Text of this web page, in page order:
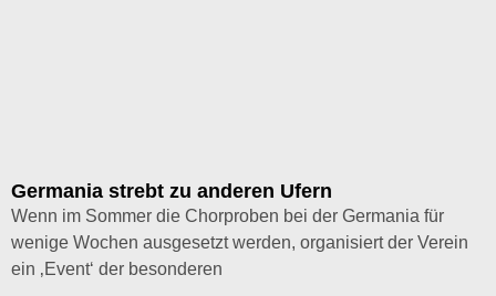
Germania strebt zu anderen Ufern
Wenn im Sommer die Chorproben bei der Germania für
wenige Wochen ausgesetzt werden, organisiert der Verein
ein ‚Event‘ der besonderen